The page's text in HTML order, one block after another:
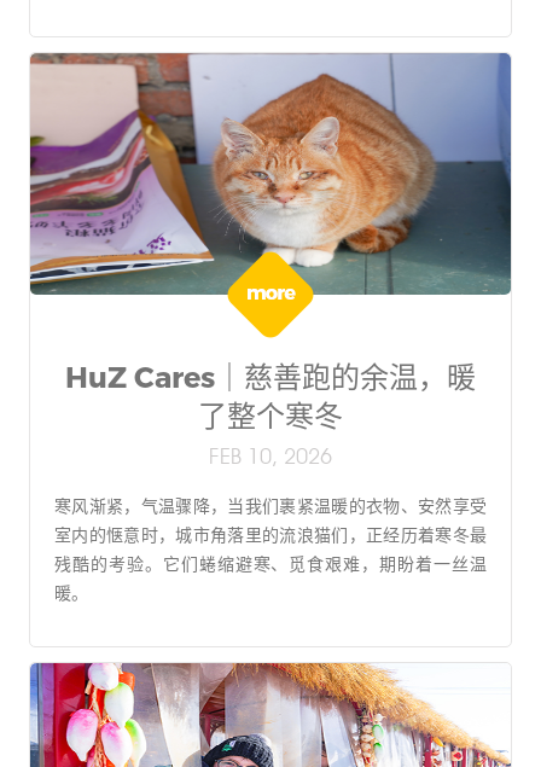
HuZ Cares｜慈善跑的余温，暖
了整个寒冬
FEB 10, 2026
寒风渐紧，气温骤降，当我们裹紧温暖的衣物、安然享受
室内的惬意时，城市角落里的流浪猫们，正经历着寒冬最
残酷的考验。它们蜷缩避寒、觅食艰难，期盼着一丝温
暖。